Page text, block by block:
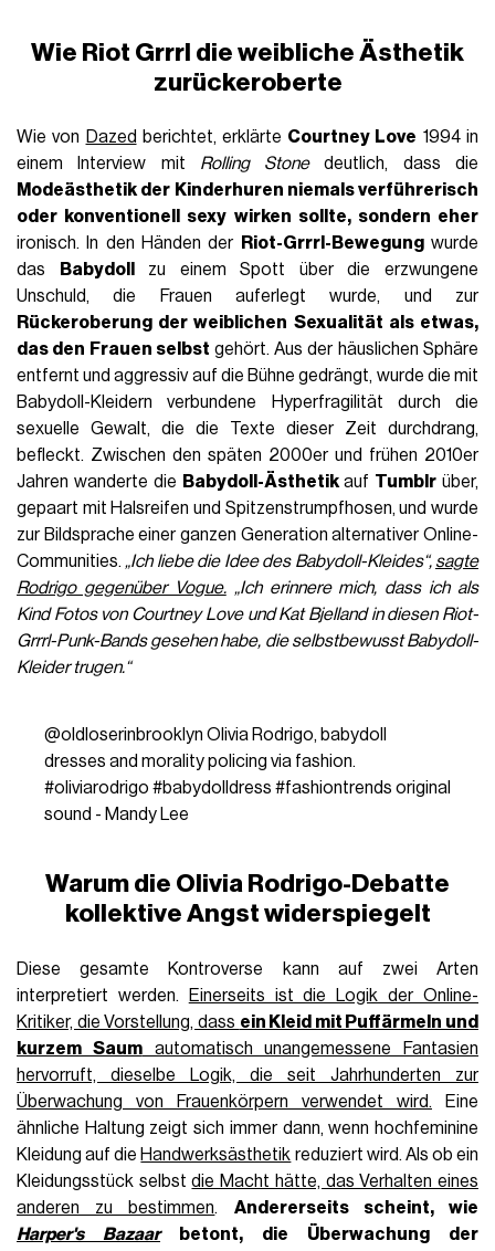
Wie Riot Grrrl die weibliche Ästhetik
zurückeroberte
Wie von Dazed berichtet, erklärte Courtney Love 1994 in
einem Interview mit Rolling Stonedeutlich, dass die
Modeästhetik der Kinderhuren niemals verführerisch
oder konventionell sexy wirken sollte, sondern eher
ironisch. In den Händen der Riot-Grrrl-Bewegungwurde
das
Babydoll
zu einem Spott über die erzwungene
Unschuld, die Frauen auferlegt wurde, und zur
Rückeroberung der weiblichen Sexualität als etwas,
das den Frauen selbst gehört. Aus der häuslichen Sphäre
entfernt und aggressiv auf die Bühne gedrängt, wurde die mit
Babydoll-Kleidern verbundene Hyperfragilität durch die
sexuelle Gewalt, die die Texte dieser Zeit durchdrang,
befleckt. Zwischen den späten 2000er und frühen 2010er
Jahren wanderte die Babydoll-Ästhetikauf Tumblr über,
gepaart mit Halsreifen und Spitzenstrumpfhosen, und wurde
zur Bildsprache einer ganzen Generation alternativer Online-
Communities.„Ich liebe die Idee des Babydoll-Kleides“, sagte
Rodrigo gegenüber Vogue. „Ich erinnere mich, dass ich als
Kind Fotos von Courtney Love und Kat Bjelland in diesen Riot-
Grrrl-Punk-Bands gesehen habe, die selbstbewusst Babydoll-
Kleider trugen.“
@oldloserinbrooklyn Olivia Rodrigo, babydoll
dresses and morality policing via fashion.
#oliviarodrigo #babydolldress #fashiontrends original
sound - Mandy Lee
Warum die Olivia Rodrigo-Debatte
kollektive Angst widerspiegelt
Diese gesamte Kontroverse kann auf zwei Arten
interpretiert werden.
Einerseits ist die Logik der Online-
Kritiker, die Vorstellung, dass ein Kleid mit Puffärmeln und
kurzem Saumautomatisch unangemessene Fantasien
hervorruft, dieselbe Logik, die seit Jahrhunderten zur
Überwachung von Frauenkörpern verwendet wird. Eine
ähnliche Haltung zeigt sich immer dann, wenn hochfeminine
Kleidung auf die Handwerksästhetik reduziert wird. Als ob ein
Kleidungsstück selbstdie Macht hätte, das Verhalten eines
anderen zu bestimmen. Andererseits scheint, wie
Harper's Bazaarbetont, die Überwachung der